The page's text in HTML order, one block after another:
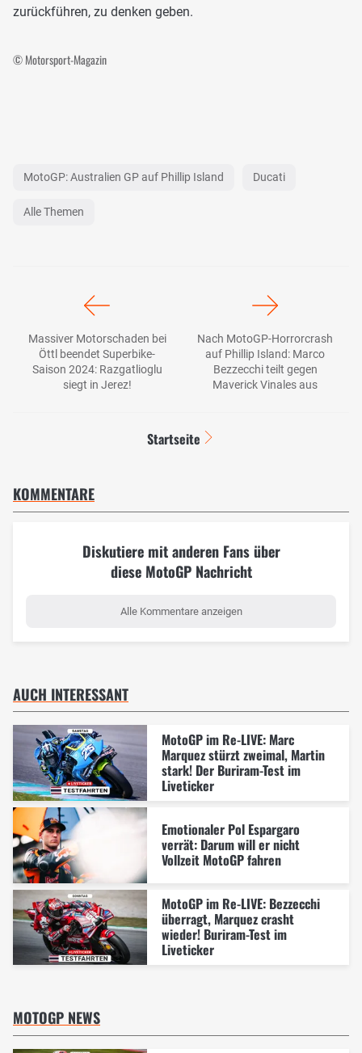
zurückführen, zu denken geben.
© Motorsport-Magazin
MotoGP: Australien GP auf Phillip Island Ducati
Alle Themen
Massiver Motorschaden bei
Öttl beendet Superbike-
Saison 2024: Razgatlioglu
siegt in Jerez!
Nach MotoGP-Horrorcrash
auf Phillip Island: Marco
Bezzecchi teilt gegen
Maverick Vinales aus
Startseite
KOMMENTARE
Diskutiere mit anderen Fans über
diese MotoGP Nachricht
Alle Kommentare anzeigen
AUCH INTERESSANT
MotoGP im Re-LIVE: Marc
Marquez stürzt zweimal, Martin
stark! Der Buriram-Test im
Liveticker
Emotionaler Pol Espargaro
verrät: Darum will er nicht
Vollzeit MotoGP fahren
MotoGP im Re-LIVE: Bezzecchi
überragt, Marquez crasht
wieder! Buriram-Test im
Liveticker
MOTOGP NEWS